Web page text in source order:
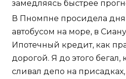
замедляясь быстрее
В Пномпне просидела дня
автобусом на море, в
Ипотечный кредит, как
дорогой. Я до этого бегал,
сливал депо на